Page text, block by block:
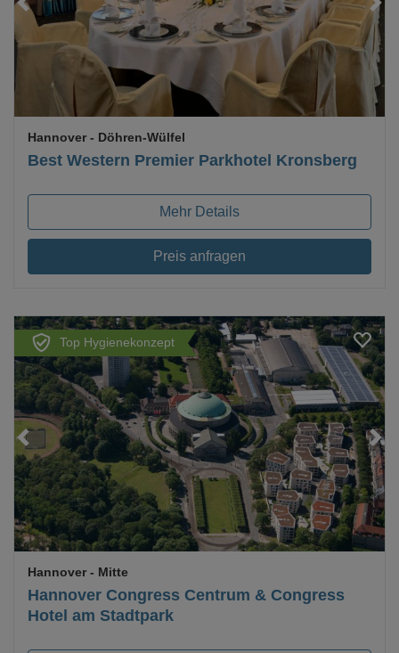
Best Western Premier Parkhotel Kronsberg
Hannover - Döhren-Wülfel
Mehr Details
Preis anfragen
Top Hygienekonzept
Loading...
Hannover Congress Centrum & Congress
Hotel am Stadtpark
Hannover - Mitte